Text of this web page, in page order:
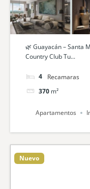
🌿 Guayacán – Santa
Country Club Tu...
4 camas
370 m²
Apartamentos
Nuevo